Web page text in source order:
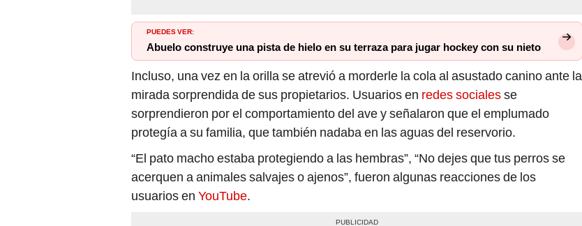
PUEDES VER:
Abuelo construye una pista de hielo en su terraza para jugar hockey con su nieto
Incluso, una vez en la orilla se atrevió a morderle la cola al asustado canino ante la
mirada sorprendida de sus propietarios. Usuarios en redes socialesse
sorprendieron por el comportamiento del ave y señalaron que el emplumado
protegía a su familia, que también nadaba en las aguas del reservorio.
“El pato macho estaba protegiendo a las hembras”, “No dejes que tus perros se
acerquen a animales salvajes o ajenos”, fueron algunas reacciones de los
usuarios en YouTube.